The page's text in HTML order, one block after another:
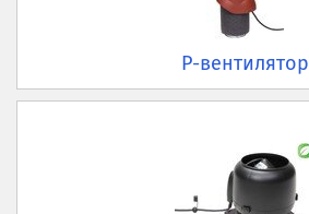
P-вентилятор